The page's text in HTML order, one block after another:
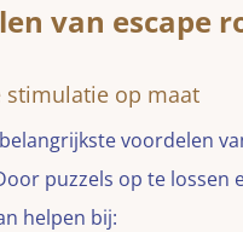
van escape
stimulatie op maat
voordelen
puzzels op te
helpen bij: